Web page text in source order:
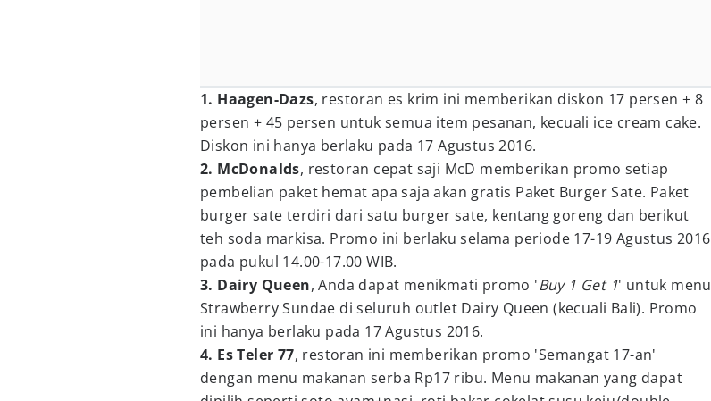
1. Haagen-Dazs, restoran es krim ini memberikan diskon 17 persen + 8
persen + 45 persen untuk semua item pesanan, kecuali ice cream cake.
Diskon ini hanya berlaku pada 17 Agustus 2016.
2. McDonalds, restoran cepat saji McD memberikan promo setiap
pembelian paket hemat apa saja akan gratis Paket Burger Sate. Paket
burger sate terdiri dari satu burger sate, kentang goreng dan berikut
teh soda markisa. Promo ini berlaku selama periode 17-19 Agustus 2016
pada pukul 14.00-17.00 WIB.
3. Dairy Queen, Anda dapat menikmati promo 'Buy 1 Get 1' untuk menu
Strawberry Sundae di seluruh outlet Dairy Queen (kecuali Bali). Promo
ini hanya berlaku pada 17 Agustus 2016.
4. Es Teler 77, restoran ini memberikan promo 'Semangat 17-an'
dengan menu makanan serba Rp17 ribu. Menu makanan yang dapat